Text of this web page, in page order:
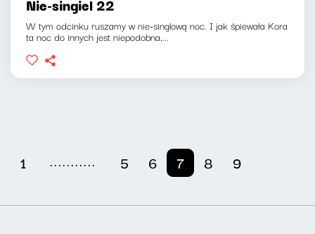
Nie-singiel 22
W tym odcinku ruszamy w nie-singlową noc. I jak śpiewała Kora
ta noc do innych jest niepodobna,...
1 ........... 5 6 7 8 9